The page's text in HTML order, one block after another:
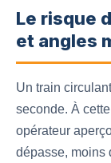
Le risque
et angles
Un train
seconde. À
opérateur
dépasse, moins